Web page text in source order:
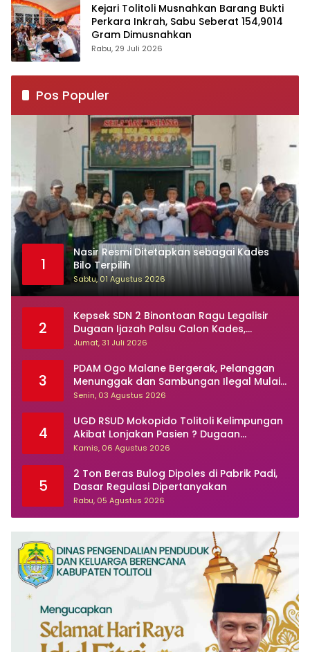
Kejari Tolitoli Musnahkan Barang Bukti
Perkara Inkrah, Sabu Seberat 154,9014
Gram Dimusnahkan
Rabu, 29 Juli 2026
Pos Populer
1
Nasir Resmi Ditetapkan sebagai Kades
Bilo Terpilih
Sabtu, 01 Agustus 2026
2
Kepsek SDN 2 Binontoan Ragu Legalisir
Dugaan Ijazah Palsu Calon Kades,
Kasusnya Dilaporkan Ke Polisi
Jumat, 31 Juli 2026
3
PDAM Ogo Malane Bergerak, Pelanggan
Menunggak dan Sambungan Ilegal Mulai
Ditertibkan
Senin, 03 Agustus 2026
4
UGD RSUD Mokopido Tolitoli Kelimpungan
Akibat Lonjakan Pasien ? Dugaan
Peningkatan Kasus Diare dan Muntaber
Kamis, 06 Agustus 2026
5
2 Ton Beras Bulog Dipoles di Pabrik Padi,
Dasar Regulasi Dipertanyakan
Rabu, 05 Agustus 2026